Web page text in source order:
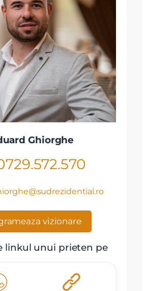
Ghiorghe
vizionare
linkul unui prieten pe